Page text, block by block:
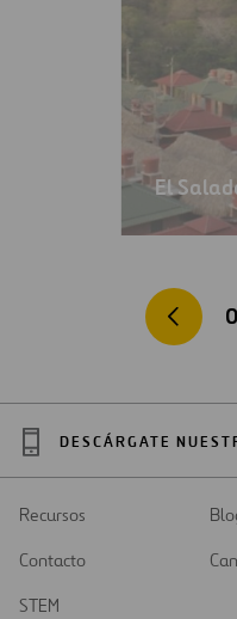
El
DESCÁRGATE
Recursos
una
Contacto
STEM